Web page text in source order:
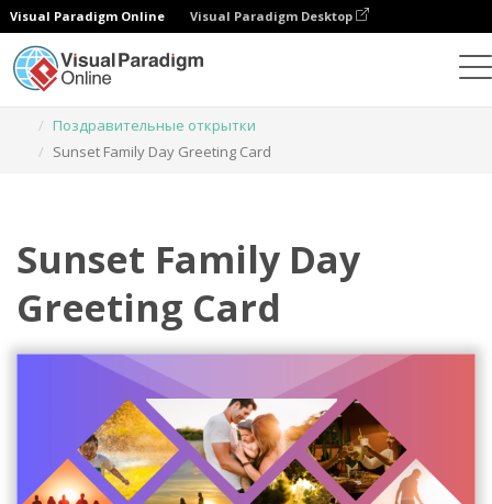
Visual Paradigm Online Visual Paradigm Desktop
Поздравительные открытки
Sunset Family Day Greeting Card
Sunset Family Day
Greeting Card